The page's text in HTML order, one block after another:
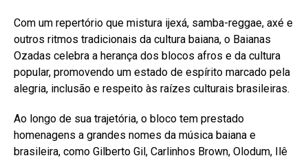
Com um repertório que mistura ijexá, samba-reggae, axé e
outros ritmos tradicionais da cultura baiana, o Baianas
Ozadas celebra a herança dos blocos afros e da cultura
popular, promovendo um estado de espírito marcado pela
alegria, inclusão e respeito às raízes culturais brasileiras.
Ao longo de sua trajetória, o bloco tem prestado
homenagens a grandes nomes da música baiana e
brasileira, como Gilberto Gil, Carlinhos Brown, Olodum, Ilê